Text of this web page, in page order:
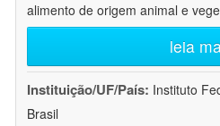
alimento de origem animal e
leia
Instituição/UF/País: Instituto
Brasil